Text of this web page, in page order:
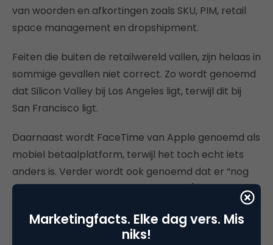
van woorden en afkortingen zoals SKU, PIM, retail
space management en dropshipment.
Feiten die buiten de retailwereld vallen, zijn helaas in
sommige gevallen niet correct. Zo wordt genoemd
dat Silicon Valley bij Los Angeles ligt, terwijl dit bij
San Francisco ligt.
Daarnaast wordt FaceTime van Apple genoemd als
mobiel betaalplatform, terwijl het toch echt iets
anders is. Verder wordt ook genoemd dat er “nog
steeds geen kroket bij McDonalds is” (over
glocalization), terwijl McDonald’s toch echt al een
tijdjede McKroket in z’n assortiment heeft, speciaal
voor de Nederlandse markt. Dergelijke feitelijke
Marketingfacts. Elke dag vers. Mis
niks!